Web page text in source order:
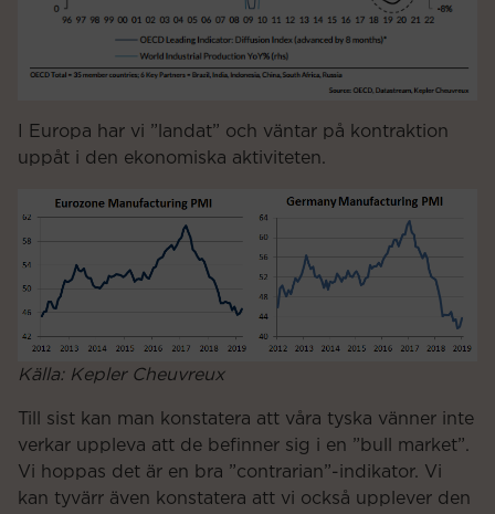
I Europa har vi ”landat” och väntar på kontraktion
uppåt i den ekonomiska aktiviteten.
Källa: Kepler Cheuvreux
Till sist kan man konstatera att våra tyska vänner inte
verkar uppleva att de befinner sig i en ”bull market”.
Vi hoppas det är en bra ”contrarian”-indikator. Vi
kan tyvärr även konstatera att vi också upplever den